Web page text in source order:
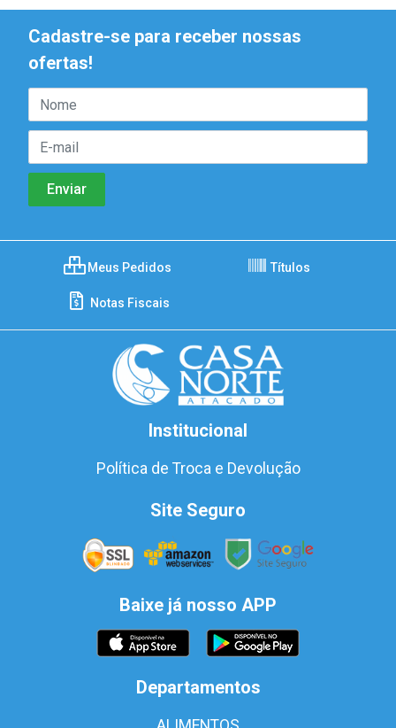
Cadastre-se para receber nossas
ofertas!
Meus Pedidos Títulos
Notas Fiscais
Institucional
Política de Troca e Devolução
Site Seguro
Baixe já nosso APP
Departamentos